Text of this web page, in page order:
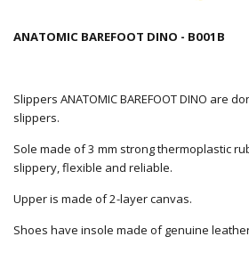
ANATOMIC BAREFOOT DINO - B001B
Slippers ANATOMIC BAREFOOT DINO are
slippers.
Sole made of 3 mm strong thermoplastic
slippery, flexible and reliable.
Upper is made of 2-layer canvas.
Shoes have insole made of genuine